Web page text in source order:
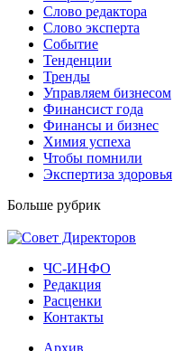
Слово редактора
Слово эксперта
Событие
Тенденции
Тренды
Управляем бизнесом
Финансист года
Финансы и бизнес
Химия успеха
Чтобы помнили
Экспертиза здоровья
Больше рубрик
ЧС-ИНФО
Редакция
Расценки
Контакты
Архив